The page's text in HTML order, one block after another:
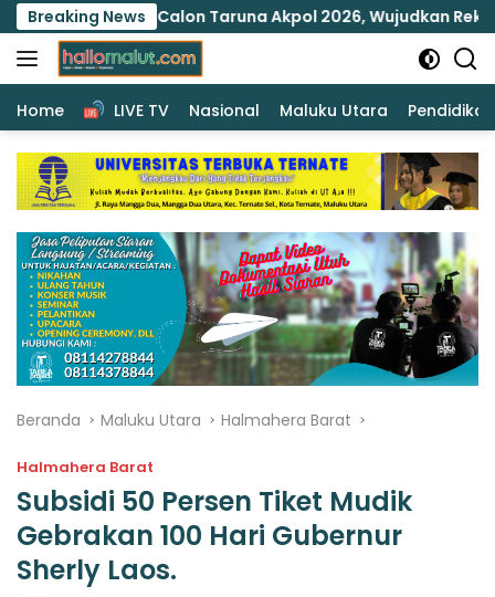
Langsung
ke
konten
Breaking News
Taruna Akpol 2026, Wujudkan Rekrutmen Presisi
Home LIVE TV Nasional Maluku Utara Pendidikan
Beranda Maluku Utara Halmahera Barat
Halmahera Barat
Subsidi 50 Persen Tiket Mudik
Gebrakan 100 Hari Gubernur
Sherly Laos.